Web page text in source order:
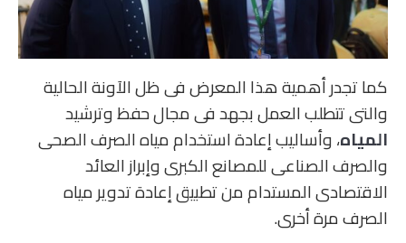
كما تجدر أهمية هذا المعرض فى ظل الآونة الحالية
والتى تتطلب العمل بجهد فى مجال حفظ وترشيد
المياه، وأساليب إعادة استخدام مياه الصرف الصحى
والصرف الصناعى للمصانع الكبرى وإبراز العائد
الاقتصادى المستدام من تطبيق إعادة تدوير مياه
الصرف مرة أخرى.